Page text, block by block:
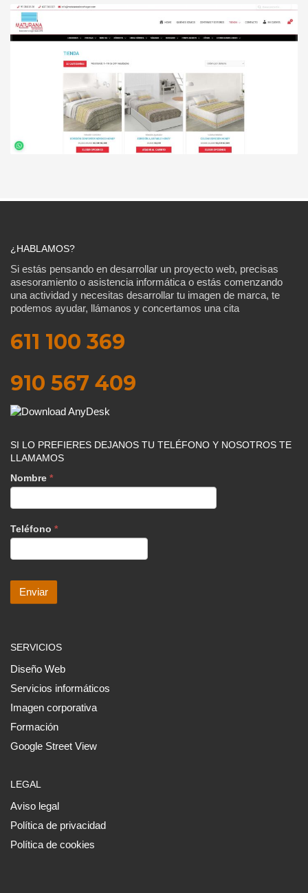
¿HABLAMOS?
Si estás pensando en desarrollar un proyecto web, precisas
asesoramiento o asistencia informática o estás comenzando
una actividad y necesitas desarrollar tu imagen de marca, te
podemos ayudar, llámanos y concertamos una cita
611 100 369
910 567 409
SI LO PREFIERES DEJANOS TU TELÉFONO Y NOSOTROS TE
LLAMAMOS
Nombre *
Teléfono *
SERVICIOS
Diseño Web
Servicios informáticos
Imagen corporativa
Formación
Google Street View
LEGAL
Aviso legal
Política de privacidad
Política de cookies